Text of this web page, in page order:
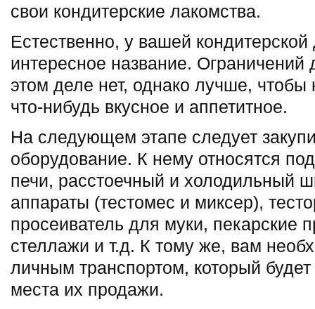
свои кондитерские лакомства.
Естественно, у вашей
интересное название.
этом деле нет, однако лучше,
что-нибудь вкусное и аппетитное.
На следующем этапе следует
оборудование. К нему относятся
печи, расстоечный и холодильный
аппараты (тестомес и миксер),
просеиватель для муки, пекарские
стеллажи и т.д. К тому же, вам
личным транспортом, который
места их продажи.